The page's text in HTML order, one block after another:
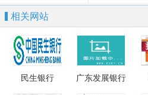
相关网站
民生银行 广东发展银行